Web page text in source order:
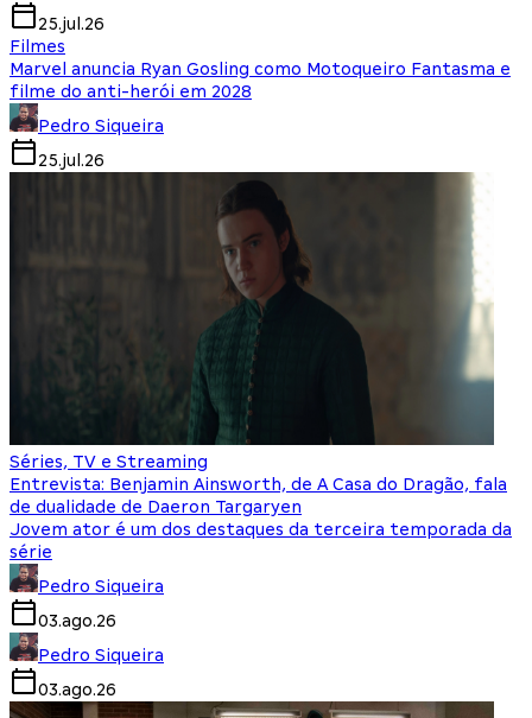
25.jul.26
Filmes
Marvel anuncia Ryan Gosling como Motoqueiro Fantasma e
filme do anti-herói em 2028
Pedro Siqueira
25.jul.26
Séries, TV e Streaming
Entrevista: Benjamin Ainsworth, de A Casa do Dragão, fala
de dualidade de Daeron Targaryen
Jovem ator é um dos destaques da terceira temporada da
série
Pedro Siqueira
03.ago.26
Pedro Siqueira
03.ago.26